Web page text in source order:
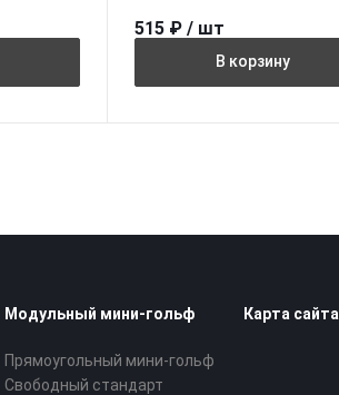
515 ₽ / шт
В корзину
Модульный мини-гольф
Прямоугольный мини-гольф
Свободный стандарт
Карта сайта